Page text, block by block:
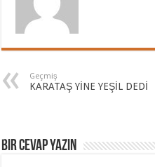
Geçmiş
KARATAŞ YİNE YEŞİL DEDİ
Bir cevap yazın